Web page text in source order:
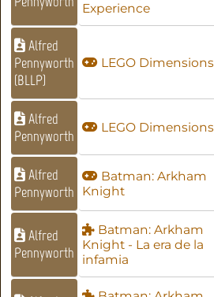
Experience
Alfred
Pennyworth
(BLLP)
LEGO Dimensions
Alfred
Pennyworth
LEGO Dimensions
Alfred
Pennyworth
Batman: Arkham
Knight
Alfred
Pennyworth
Batman: Arkham
Knight - La era de la
infamia